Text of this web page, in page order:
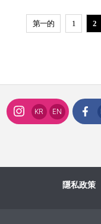
第一的 1 2
KR EN
隱私政策